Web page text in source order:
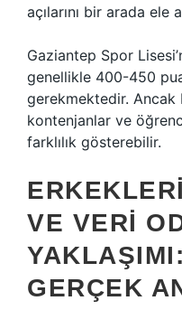
açılarını bir arada ele
Gaziantep Spor
genellikle 400-450
gerekmektedir. Ancak
kontenjanlar ve
farklılık gösterebilir.
VE VERI
GERÇEK